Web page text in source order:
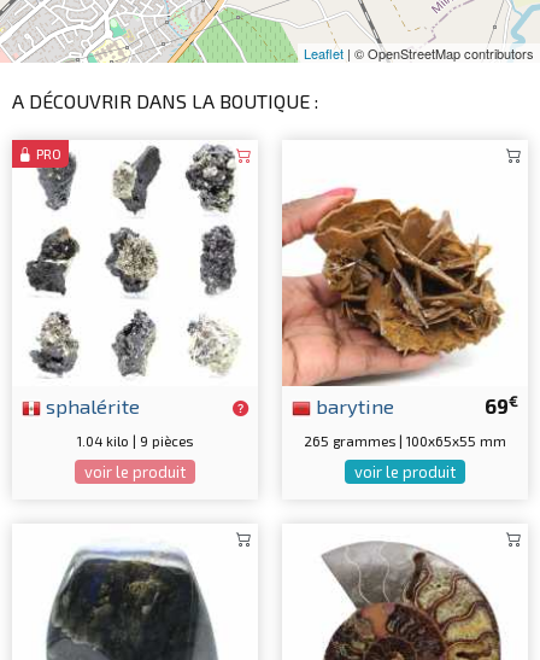
Leaflet | © OpenStreetMap contributors
A DÉCOUVRIR DANS LA BOUTIQUE :
PRO
sphalérite
1.04 kilo | 9 pièces
voir le produit
69€
barytine
265 grammes | 100x65x55 mm
voir le produit